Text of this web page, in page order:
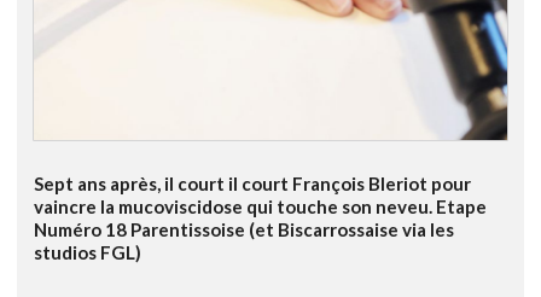
Sept ans après, il court il court François Bleriot pour
vaincre la mucoviscidose qui touche son neveu. Etape
Numéro 18 Parentissoise (et Biscarrossaise via les
studios FGL)